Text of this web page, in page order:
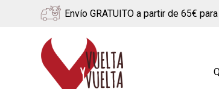
Envío GRATUITO a partir de 65€
Ir
a
Ir
al
contenido